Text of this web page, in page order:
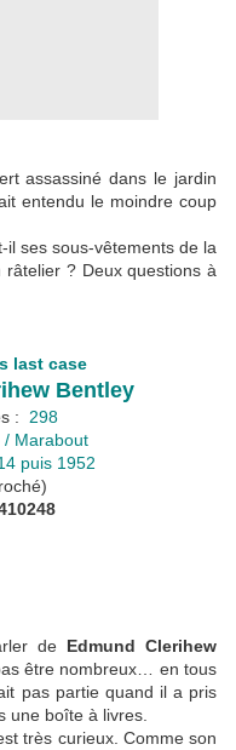
assassiné dans le jardin
entendu le moindre coup
ses sous-vêtements de la
? Deux questions à
last case
Bentley
: 298
/ Marabout
puis 1952
de Edmund Clerihew
être nombreux… en tous
pas partie quand il a pris
une boîte à livres.
très curieux. Comme son